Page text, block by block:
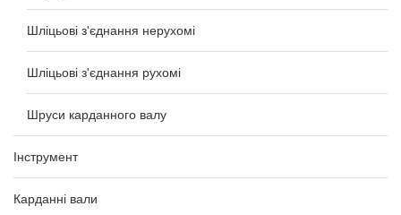
Шліцьові з'єднання нерухомі
Шліцьові з'єднання рухомі
Шруси карданного валу
Інструмент
Карданні вали